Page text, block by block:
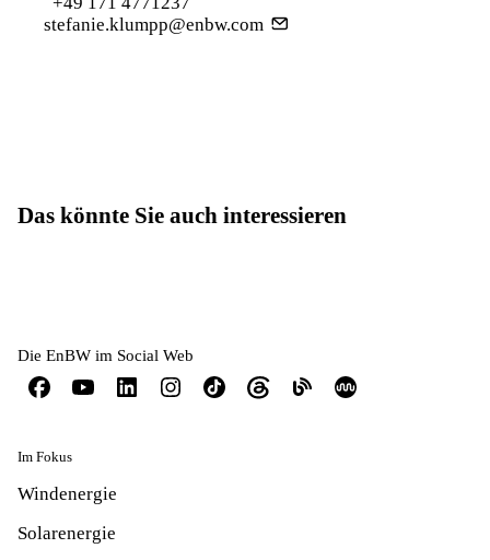
stefanie.klumpp@enbw.com
Das könnte Sie auch interessieren
Die EnBW im Social Web
Im Fokus
Windenergie
Solarenergie